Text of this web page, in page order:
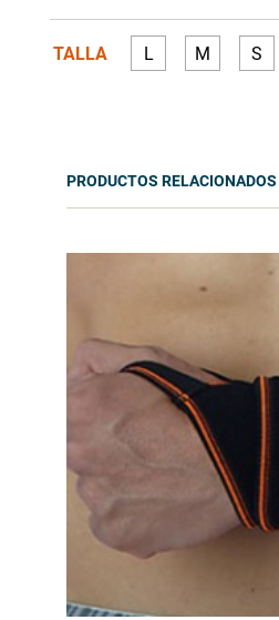
TALLA L M S
PRODUCTOS RELACIONADOS